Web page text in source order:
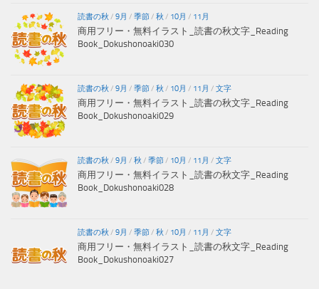
読書の秋 / 9月 / 季節 / 秋 / 10月 / 11月
商用フリー・無料イラスト_読書の秋文字_Reading
Book_Dokushonoaki030
読書の秋 / 9月 / 季節 / 秋 / 10月 / 11月 / 文字
商用フリー・無料イラスト_読書の秋文字_Reading
Book_Dokushonoaki029
読書の秋 / 9月 / 秋 / 季節 / 10月 / 11月 / 文字
商用フリー・無料イラスト_読書の秋文字_Reading
Book_Dokushonoaki028
読書の秋 / 9月 / 季節 / 秋 / 10月 / 11月 / 文字
商用フリー・無料イラスト_読書の秋文字_Reading
Book_Dokushonoaki027